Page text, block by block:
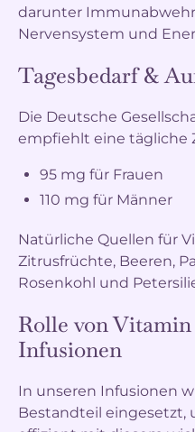
darunter
Nervensystem und
Tagesbedarf &
Die Deutsche
empfiehlt eine tägliche
95 mg für Frauen
110 mg für Männer
Natürliche Quellen für
Zitrusfrüchte, Beeren,
Rosenkohl und
Rolle von
Infusionen
In unseren Infusionen
Bestandteil eingesetzt,